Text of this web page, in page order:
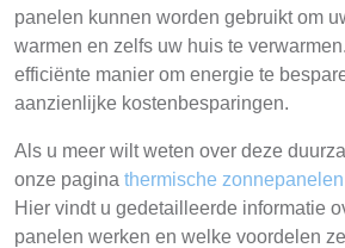
panelen kunnen worden gebruikt om
warmen en zelfs uw huis te
efficiënte manier om energie te
aanzienlijke kostenbesparingen.
Als u meer wilt weten over deze
onze pagina thermische
Hier vindt u gedetailleerde informatie
panelen werken en welke voordelen